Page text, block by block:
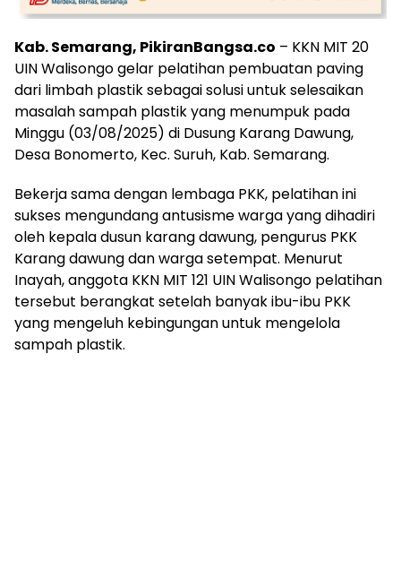
Kab. Semarang, PikiranBangsa.co – KKN MIT 20
UIN Walisongo gelar pelatihan pembuatan paving
dari limbah plastik sebagai solusi untuk selesaikan
masalah sampah plastik yang menumpuk pada
Minggu (03/08/2025) di Dusung Karang Dawung,
Desa Bonomerto, Kec. Suruh, Kab. Semarang.
Bekerja sama dengan lembaga PKK, pelatihan ini
sukses mengundang antusisme warga yang dihadiri
oleh kepala dusun karang dawung, pengurus PKK
Karang dawung dan warga setempat. Menurut
Inayah, anggota KKN MIT 121 UIN Walisongo pelatihan
tersebut berangkat setelah banyak ibu-ibu PKK
yang mengeluh kebingungan untuk mengelola
sampah plastik.